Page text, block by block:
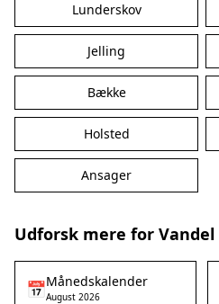
Lunderskov
Jelling
Bække
Holsted
Ansager
Udforsk mere for Vandel
📅Månedskalender
August 2026